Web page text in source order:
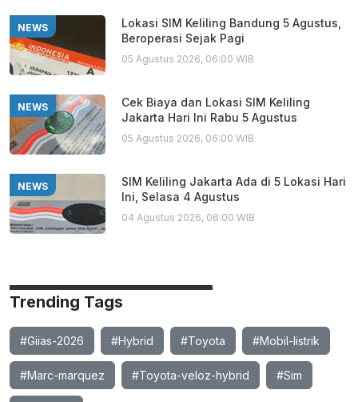
NEWS
Lokasi SIM Keliling Bandung 5 Agustus,
Beroperasi Sejak Pagi
05 Agustus 2026, 06:00 WIB
NEWS
Cek Biaya dan Lokasi SIM Keliling
Jakarta Hari Ini Rabu 5 Agustus
05 Agustus 2026, 06:00 WIB
NEWS
SIM Keliling Jakarta Ada di 5 Lokasi Hari
Ini, Selasa 4 Agustus
04 Agustus 2026, 06:00 WIB
Trending Tags
#Giias-2026 #Hybrid #Toyota #Mobil-listrik
#Marc-marquez #Toyota-veloz-hybrid #Sim